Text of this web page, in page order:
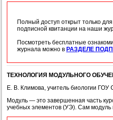
Полный доступ открыт только
подписной квитанции на наши
Посмотреть бесплатные
журнала можно в РАЗДЕЛЕ
ТЕХНОЛОГИЯ МОДУЛЬНОГО
Е. В. Климова, учитель биологии
Модуль — это завершенная часть
учебных элементов (УЭ). Сам модуль